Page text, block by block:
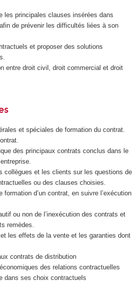
les principales clauses insérées dans
de prévenir les difficultés liées à son
et proposer des solutions
entre droit civil, droit commercial et droit
et spéciales de formation du contrat.
des principaux contrats conclus dans le
collègues et les clients sur les questions de
ou des clauses choisies.
d’un contrat, en suivre l’exécution
ou non de l’inexécution des contrats et
remèdes.
les effets de la vente et les garanties dont
contrats de distribution
des relations contractuelles
dans ses choix contractuels